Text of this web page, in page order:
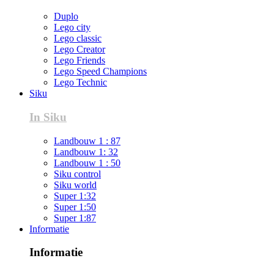
Duplo
Lego city
Lego classic
Lego Creator
Lego Friends
Lego Speed Champions
Lego Technic
Siku
In Siku
Landbouw 1 : 87
Landbouw 1: 32
Landbouw 1 : 50
Siku control
Siku world
Super 1:32
Super 1:50
Super 1:87
Informatie
Informatie